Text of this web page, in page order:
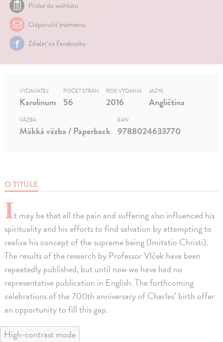
Pridať do wishlistu
Odporučiť známemu
Zdielať na Facebooku
O TITULE
It may be that all the pain and suffering also influenced his
spirituality and his efforts to find salvation by attempting to
realize his concept of the supreme being (Imitatio Christi).
The results of the research by Professor Vlček have been
repeatedly published, but until now we have had no
representative publication in English. The forthcoming
celebrations of the 700th anniversary of Charles’ birth offer
an opportunity to fill this gap.
VYDAVATEĽ
Karolinum
POČET STRÁN
56
ROK VYDANIA
2016
JAZYK
Angličtina
VÄZBA
Mäkká väzba / Paperback
EAN
9788024633770
High-contrast mode